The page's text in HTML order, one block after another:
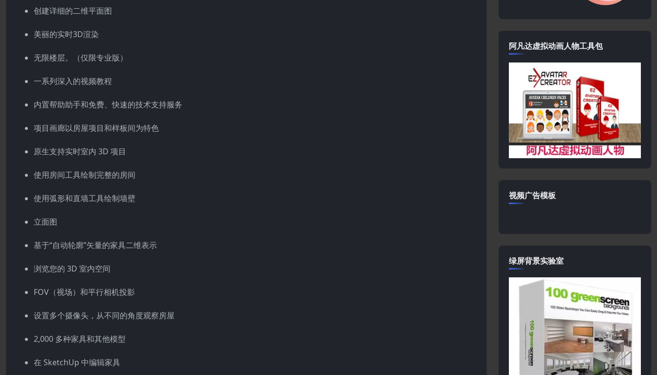
创建详细的二维平面图
美丽的实时3D渲染
无限楼层。（仅限专业版）
一系列深入的视频教程
内置帮助助手和免费、快速的技术支持服务
项目画廊以房屋项目和样板间为特色
原生支持实时室内 3D 项目
使用房间工具绘制完整的房间
使用弧形和直墙工具绘制墙壁
立面图
基于“自动轮廓”矢量的家具二维表示
浏览您的 3D 室内空间
FOV（视场）和平行相机投影
设置多个摄像头，从不同的角度观察房屋
2,000 多种家具和其他模型
在 SketchUp 中编辑家具
阿凡达虚拟动画人物工具包
视频广告模板
绿屏背景实验室